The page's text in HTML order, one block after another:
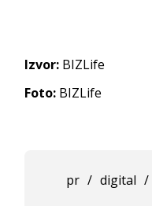
Izvor: BIZLife
Foto: BIZLife
pr / digital /